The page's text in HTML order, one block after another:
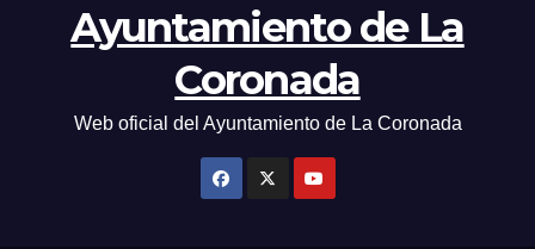
Ayuntamiento de La
Coronada
Web oficial del Ayuntamiento de La Coronada